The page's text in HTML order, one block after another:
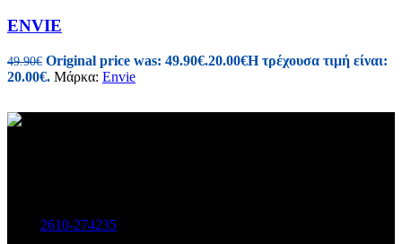
ENVIE
49.90€ Original price was: 49.90€.20.00€Η τρέχουσα τιμή είναι:
20.00€. Μάρκα: Envie
2610-274235